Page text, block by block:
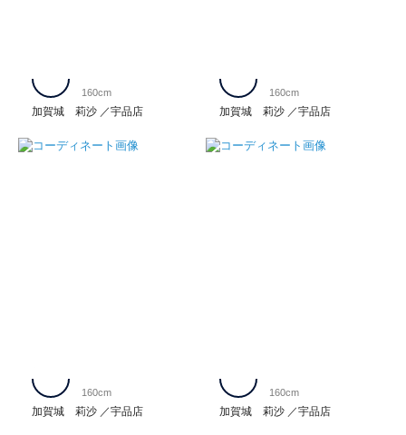
加賀城 莉沙 宇品店
160cm
加賀城 莉沙 宇品店
160cm
加賀城 莉沙 宇品店
160cm
加賀城 莉沙 宇品店
160cm